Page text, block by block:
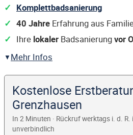
Komplettbadsanierung
40 Jahre Erfahrung aus
Ihre lokaler Badsanierungvor
Mehr Infos
Kostenlose
Grenzhausen
In 2 Minuten · Rückruf werktags i. d.
unverbindlich